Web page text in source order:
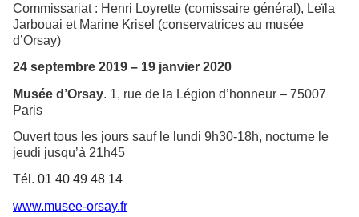
Commissariat : Henri Loyrette (comissaire général), Leïla
Jarbouai et Marine Krisel (conservatrices au musée
d’Orsay)
24 septembre 2019 – 19 janvier 2020
Musée d’Orsay. 1, rue de la Légion d’honneur – 75007
Paris
Ouvert tous les jours sauf le lundi 9h30-18h, nocturne le
jeudi jusqu’à 21h45
Tél. 01 40 49 48 14
www.musee-orsay.fr